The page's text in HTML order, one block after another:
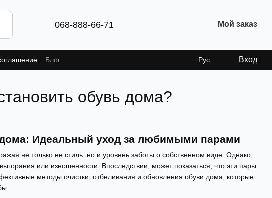
068-888-66-71 Мой заказ
Блог Рус Вход
обувь дома?
дома: Идеальный уход за любимыми парами
не только ее стиль, но и уровень заботы о собственном виде. Однако,
или изношенности. Впоследствии, может показаться, что эти пары
методы очистки, отбеливания и обновления обуви дома, которые